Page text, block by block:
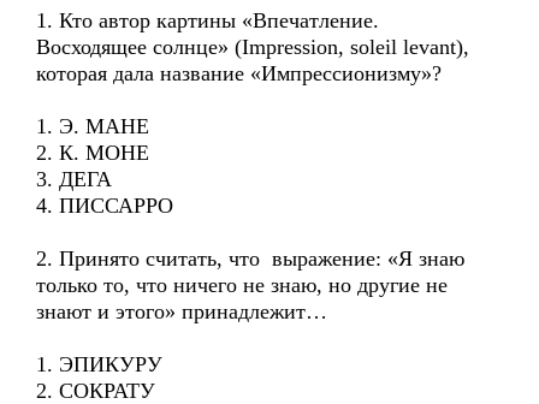
1. Кто автор картины «Впечатление.
Восходящее солнце» (Impression, soleil levant),
которая дала название «Импрессионизму»?
1. Э. МАНЕ
2. К. МОНЕ
3. ДЕГА
4. ПИССАРРО
2. Принято считать, что выражение: «Я знаю
только то, что ничего не знаю, но другие не
знают и этого» принадлежит…
1. ЭПИКУРУ
2. СОКРАТУ